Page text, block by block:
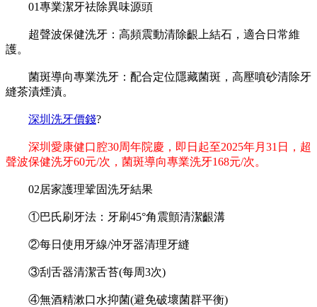
01專業潔牙祛除異味源頭
‌超聲波保健洗牙：高頻震動清除齦上結石，適合日常維
護。
‌菌斑導向專業洗牙‌：配合定位隱藏菌斑，高壓噴砂清除牙
縫茶漬煙漬。
深圳洗牙價錢?
深圳愛康健口腔30周年院慶，即日起至2025年月31日，超
聲波保健洗牙60元/次，菌斑導向專業洗牙168元/次。
02居家護理鞏固洗牙結果
①巴氏刷牙法：牙刷45°角震顫清潔齦溝
②每日使用牙線/沖牙器清理牙縫
③刮舌器清潔舌苔(每周3次)
④無酒精漱口水抑菌(避免破壞菌群平衡)